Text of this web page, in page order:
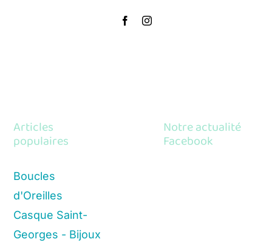
Articles
populaires
Boucles
d'Oreilles
Casque Saint-
Georges - Bijoux
Notre actualité
Facebook